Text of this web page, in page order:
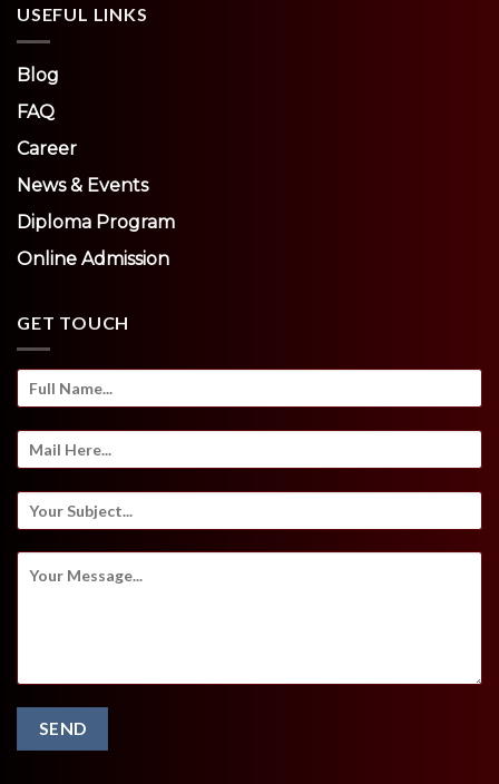
USEFUL LINKS
Blog
FAQ
Career
News & Events
Diploma Program
Online Admission
GET TOUCH